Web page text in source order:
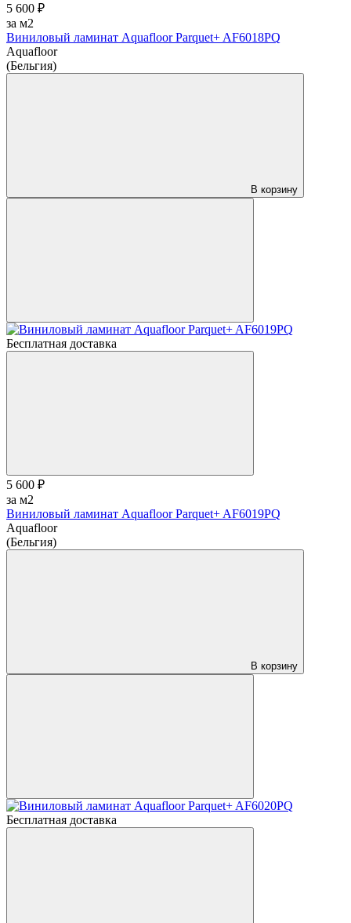
5 600 ₽
за м2
Виниловый ламинат Aquafloor Parquet+ AF6018PQ
Aquafloor
(Бельгия)
В корзину
Бесплатная доставка
5 600 ₽
за м2
Виниловый ламинат Aquafloor Parquet+ AF6019PQ
Aquafloor
(Бельгия)
В корзину
Бесплатная доставка